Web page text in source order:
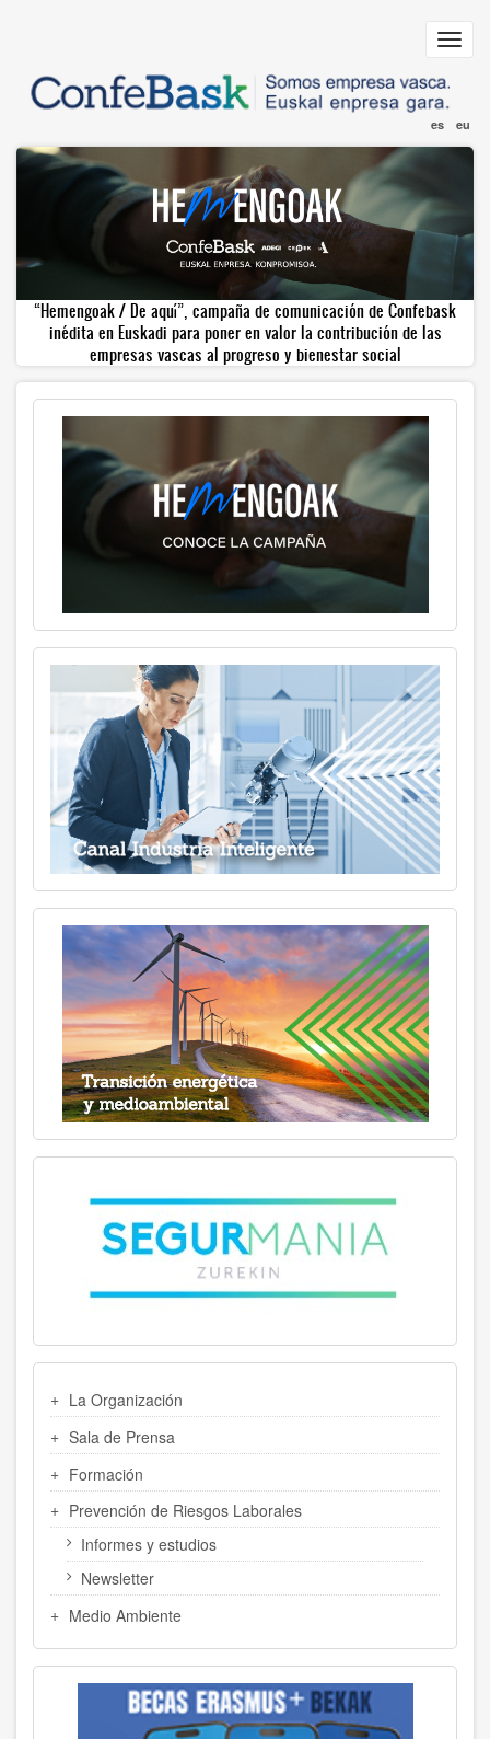
principal
es eu
“Hemengoak / De aquí”, campaña de comunicación de Confebask
inédita en Euskadi para poner en valor la contribución de las
empresas vascas al progreso y bienestar social
LATERAL
La Organización
Sala de Prensa
Formación
Prevención de Riesgos Laborales
Informes y estudios
Newsletter
Medio Ambiente